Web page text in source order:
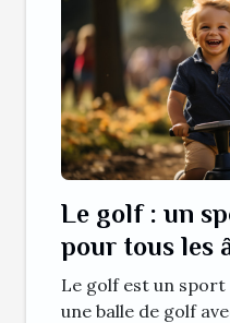
Le golf : un
pour tous les
Le golf est un
une balle de golf